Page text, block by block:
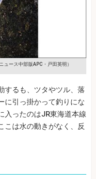
ュース中部版APC・戸田英明）
するも、ツタやツル、落
に引っ掛かって釣りにな
入ったのはJR東海道本線
こは水の動きがなく、反